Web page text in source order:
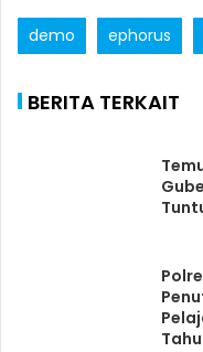
demo ephorus
BERITA TERKAIT